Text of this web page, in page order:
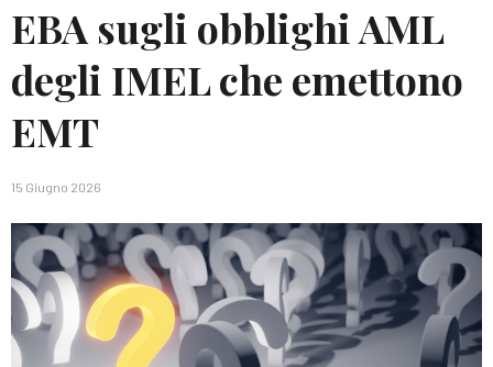
EBA sugli obblighi AML
degli IMEL che emettono
EMT
15 Giugno 2026